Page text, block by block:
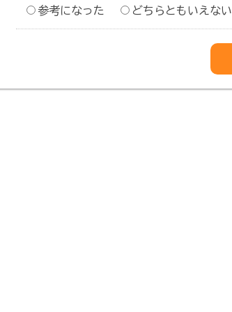
参考になった どちらともいえない